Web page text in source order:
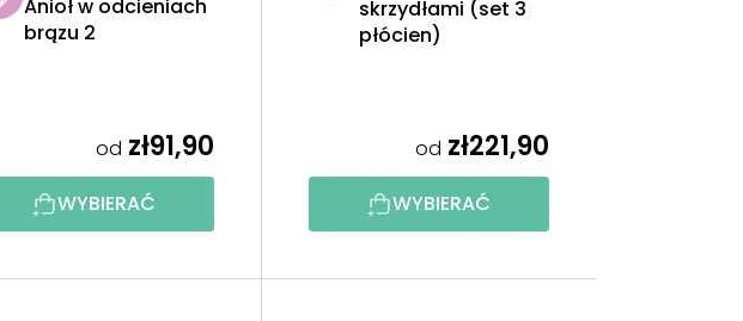
D
U
K
Anioł w odcieniach
brązu 2
od zł91,90
WYBIERAĆ
skrzydłami (set 3
płócien)
od zł221,90
WYBIERAĆ